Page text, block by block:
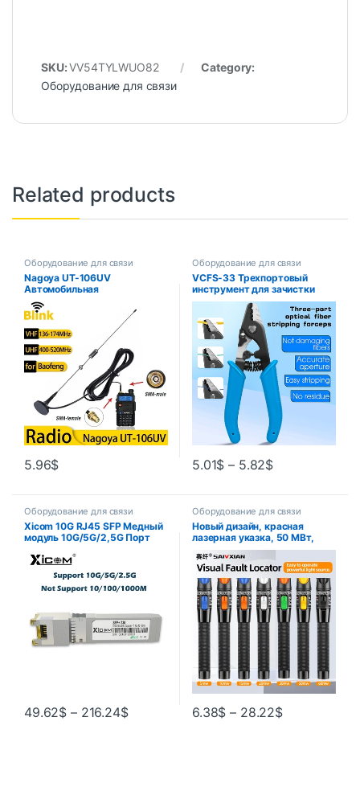
SKU:VV54TYLWUO82
Category:
Оборудование для связи
Related products
Оборудование для связи
Nagoya UT-106UV
Автомобильная
радиолюбительская
магнитная антенна VHF/UHF
двухдиапазонная SMA-мама
для Baofeng BF-888S UV-
5R/9R/10R/82 Walkie Talkie
5.96$
Оборудование для связи
VCFS-33 Трехпортовый
инструмент для зачистки
оптического волокна/
плоскогубцы/щипцы для
зачистки проводов FTTH
Инструменты Щипцы для
зачистки оптического
волокна
5.01$ – 5.82$
Оборудование для связи
Xicom 10G RJ45 SFP Медный
модуль 10G/5G/2,5G Порт
10GBase-T RJ45 Совместим с
Ethernet-коммутатором
Cisco/Mikrotik
49.62$ – 216.24$
Оборудование для связи
Новый дизайн, красная
лазерная указка, 50 МВт,
VFL, визуальный локатор
неисправностей, тестер
оптоволоконного кабеля,
диапазон 50 МВт, оптический
FC/SC/ST
6.38$ – 28.22$